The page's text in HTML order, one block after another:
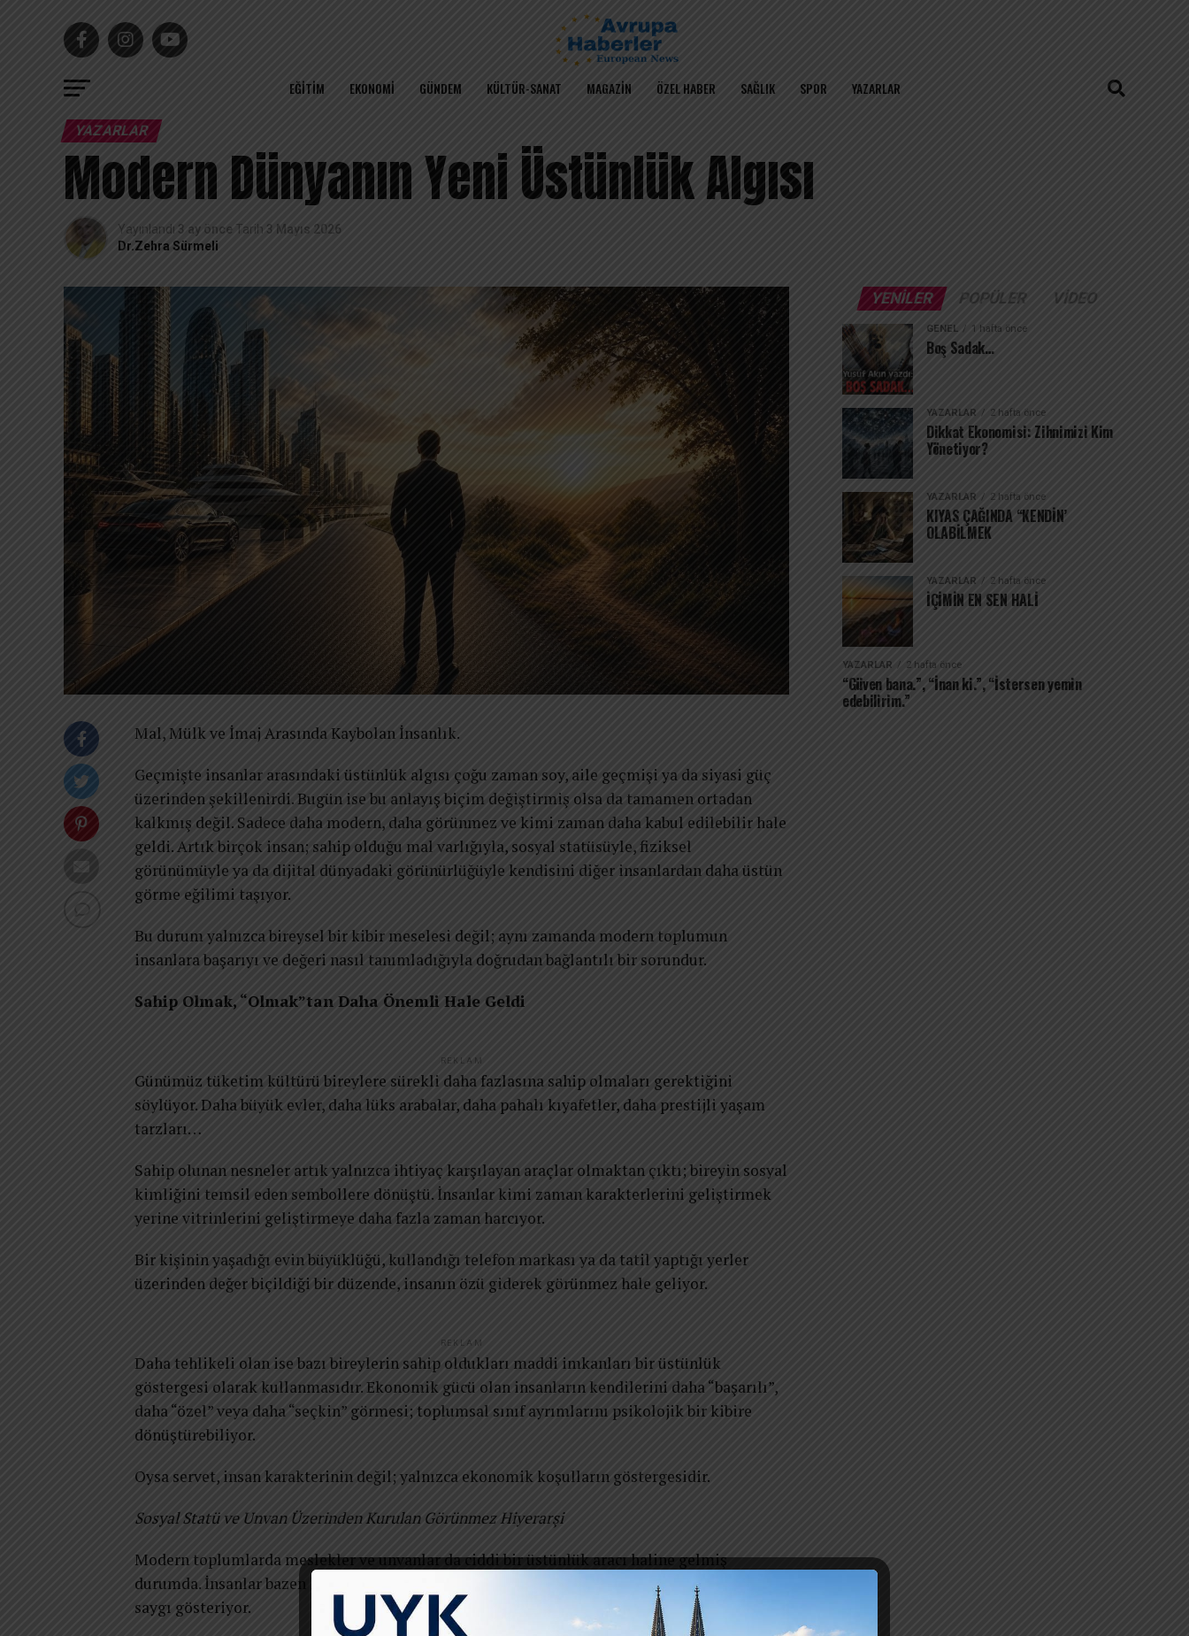
EĞITIM EKONOMI GÜNDEM KÜLTÜR-SANAT MAGAZIN ÖZEL HABER SAĞLIK SPOR YAZARLAR
YAZARLAR
Modern Dünyanın Yeni Üstünlük Algısı
Yayınlandı 3 ay önce Tarih 3 Mayıs 2026
Dr.Zehra Sürmeli
Mal, Mülk ve İmaj Arasında Kaybolan İnsanlık.
Geçmişte insanlar arasındaki üstünlük algısı çoğu zaman soy, aile geçmişi ya da siyasi güç
üzerinden şekillenirdi. Bugün ise bu anlayış biçim değiştirmiş olsa da tamamen ortadan
kalkmış değil. Sadece daha modern, daha görünmez ve kimi zaman daha kabul edilebilir hale
geldi. Artık birçok insan; sahip olduğu mal varlığıyla, sosyal statüsüyle, fiziksel
görünümüyle ya da dijital dünyadaki görünürlüğüyle kendisini diğer insanlardan daha üstün
görme eğilimi taşıyor.
Bu durum yalnızca bireysel bir kibir meselesi değil; aynı zamanda modern toplumun
insanlara başarıyı ve değeri nasıl tanımladığıyla doğrudan bağlantılı bir sorundur.
Sahip Olmak, “Olmak”tan Daha Önemli Hale Geldi
REKLAM
Günümüz tüketim kültürü bireylere sürekli daha fazlasına sahip olmaları gerektiğini
söylüyor. Daha büyük evler, daha lüks arabalar, daha pahalı kıyafetler, daha prestijli yaşam
tarzları…
Sahip olunan nesneler artık yalnızca ihtiyaç karşılayan araçlar olmaktan çıktı; bireyin sosyal
kimliğini temsil eden sembollere dönüştü. İnsanlar kimi zaman karakterlerini geliştirmek
yerine vitrinlerini geliştirmeye daha fazla zaman harcıyor.
Bir kişinin yaşadığı evin büyüklüğü, kullandığı telefon markası ya da tatil yaptığı yerler
üzerinden değer biçildiği bir düzende, insanın özü giderek görünmez hale geliyor.
REKLAM
Daha tehlikeli olan ise bazı bireylerin sahip oldukları maddi imkanları bir üstünlük
göstergesi olarak kullanmasıdır. Ekonomik gücü olan insanların kendilerini daha “başarılı”,
daha “özel” veya daha “seçkin” görmesi; toplumsal sınıf ayrımlarını psikolojik bir kibire
dönüştürebiliyor.
Oysa servet, insan karakterinin değil; yalnızca ekonomik koşulların göstergesidir.
Sosyal Statü ve Unvan Üzerinden Kurulan Görünmez Hiyerarşi
Modern toplumlarda meslekler ve unvanlar da ciddi bir üstünlük aracı haline gelmiş
durumda. İnsanlar bazen karşısındaki kişinin düşüncelerine değil, kartvizitindeki unvana
saygı gösteriyor.
YENILER POPÜLER VIDEO
GENEL 1 hafta önce
Boş Sadak…
YAZARLAR 2 hafta önce
Dikkat Ekonomisi: Zihnimizi Kim
Yönetiyor?
YAZARLAR 2 hafta önce
KIYAS ÇAĞINDA “KENDİN’
OLABİLMEK
YAZARLAR 2 hafta önce
İÇİMİN EN SEN HALİ
YAZARLAR 2 hafta önce
“Güven bana.”, “İnan ki.”, “İstersen yemin
edebilirim.”